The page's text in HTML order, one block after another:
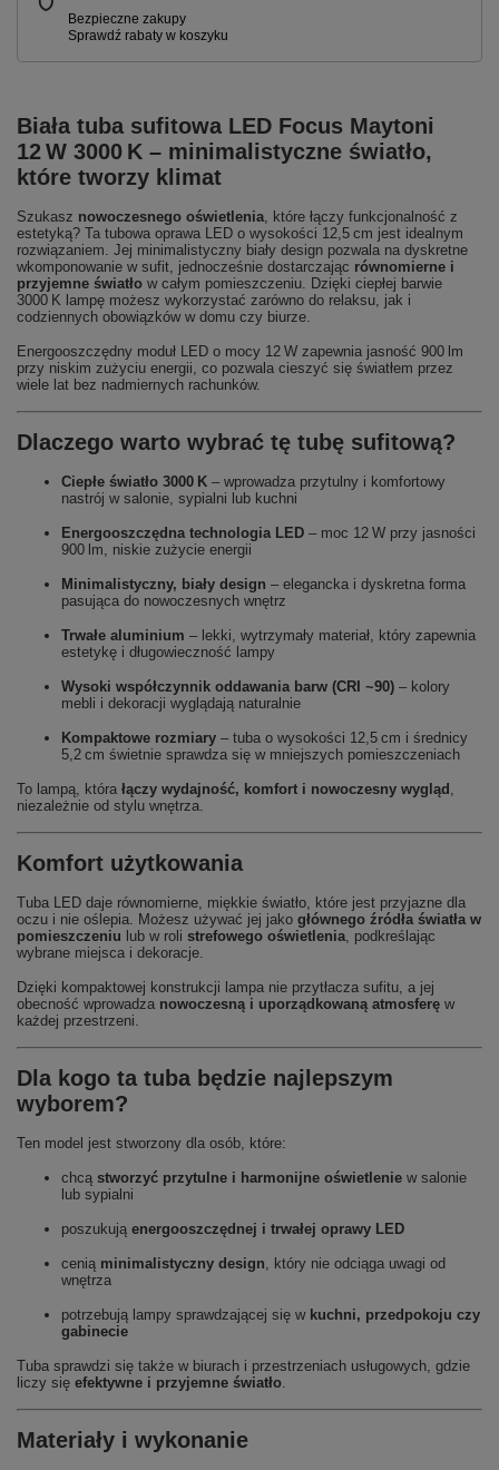
Biała tuba sufitowa LED Focus Maytoni
12 W 3000 K – minimalistyczne światło,
które tworzy klimat
Szukasz nowoczesnego oświetlenia, które łączy funkcjonalność z
estetyką? Ta tubowa oprawa LED o wysokości 12,5 cm jest idealnym
rozwiązaniem. Jej minimalistyczny biały design pozwala na dyskretne
wkomponowanie w sufit, jednocześnie dostarczając równomierne i
przyjemne światło w całym pomieszczeniu. Dzięki ciepłej barwie
3000 K lampę możesz wykorzystać zarówno do relaksu, jak i
codziennych obowiązków w domu czy biurze.
Energooszczędny moduł LED o mocy 12 W zapewnia jasność 900 lm
przy niskim zużyciu energii, co pozwala cieszyć się światłem przez
wiele lat bez nadmiernych rachunków.
Dlaczego warto wybrać tę tubę sufitową?
Ciepłe światło 3000 K – wprowadza przytulny i komfortowy
nastrój w salonie, sypialni lub kuchni
Energooszczędna technologia LED – moc 12 W przy jasności
900 lm, niskie zużycie energii
Minimalistyczny, biały design – elegancka i dyskretna forma
pasująca do nowoczesnych wnętrz
Trwałe aluminium – lekki, wytrzymały materiał, który zapewnia
estetykę i długowieczność lampy
Wysoki współczynnik oddawania barw (CRI ~90) – kolory
mebli i dekoracji wyglądają naturalnie
Kompaktowe rozmiary – tuba o wysokości 12,5 cm i średnicy
5,2 cm świetnie sprawdza się w mniejszych pomieszczeniach
To lampą, która łączy wydajność, komfort i nowoczesny wygląd ,
niezależnie od stylu wnętrza.
Komfort użytkowania
Tuba LED daje równomierne, miękkie światło, które jest przyjazne dla
oczu i nie oślepia. Możesz używać jej jako głównego źródła światła w
pomieszczeniu lub w roli strefowego oświetlenia, podkreślając
wybrane miejsca i dekoracje.
Dzięki kompaktowej konstrukcji lampa nie przytłacza sufitu, a jej
obecność wprowadza nowoczesną i uporządkowaną atmosferę w
każdej przestrzeni.
Dla kogo ta tuba będzie najlepszym
wyborem?
Ten model jest stworzony dla osób, które:
chcą stworzyć przytulne i harmonijne oświetlenie w salonie
lub sypialni
poszukują energooszczędnej i trwałej oprawy LED
cenią minimalistyczny design, który nie odciąga uwagi od
wnętrza
potrzebują lampy sprawdzającej się w kuchni, przedpokoju czy
gabinecie
Tuba sprawdzi się także w biurach i przestrzeniach usługowych, gdzie
liczy się efektywne i przyjemne światło.
Materiały i wykonanie